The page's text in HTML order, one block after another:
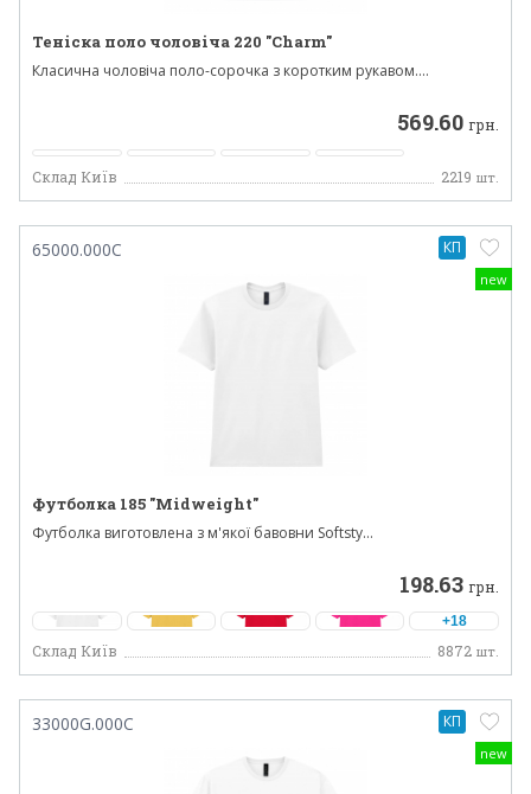
Теніска поло чоловіча 220 "Charm"
Класична чоловіча поло-сорочка з коротким рукавом....
569.60 грн.
Склад Київ 2219 шт.
new
65000.000C
Футболка 185 "Midweight"
Футболка виготовлена з м'якої бавовни Softsty...
198.63 грн.
+18
Склад Київ 8872 шт.
КП
new
33000G.000C КП